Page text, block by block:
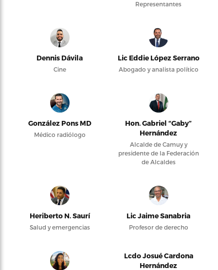
Representantes
Dennis Dávila
Cine
Lic Eddie López Serrano
Abogado y analista político
González Pons MD
Médico radiólogo
Hon. Gabriel “Gaby”
Hernández
Alcalde de Camuy y
presidente de la Federación
de Alcaldes
Heriberto N. Saurí
Salud y emergencias
Lic Jaime Sanabria
Profesor de derecho
Lcdo Josué Cardona
Hernández